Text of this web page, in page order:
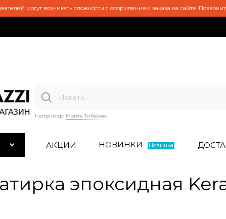
могут возникать сложности с оформлением заказа на сайте.
Например: Монте Тиберио
АКЦИИ НОВИНКИ Новинка
эпоксидная